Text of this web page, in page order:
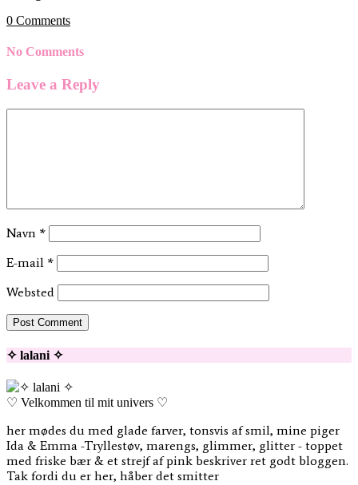
0 Comments
No Comments
Leave a Reply
Navn *
E-mail *
Websted
✧ lalani ✧
♡ Velkommen til mit univers ♡
her mødes du med glade farver, tonsvis af smil, mine piger
Ida & Emma -Tryllestøv, marengs, glimmer, glitter - toppet
med friske bær & et strejf af pink beskriver ret godt bloggen.
Tak fordi du er her, håber det smitter